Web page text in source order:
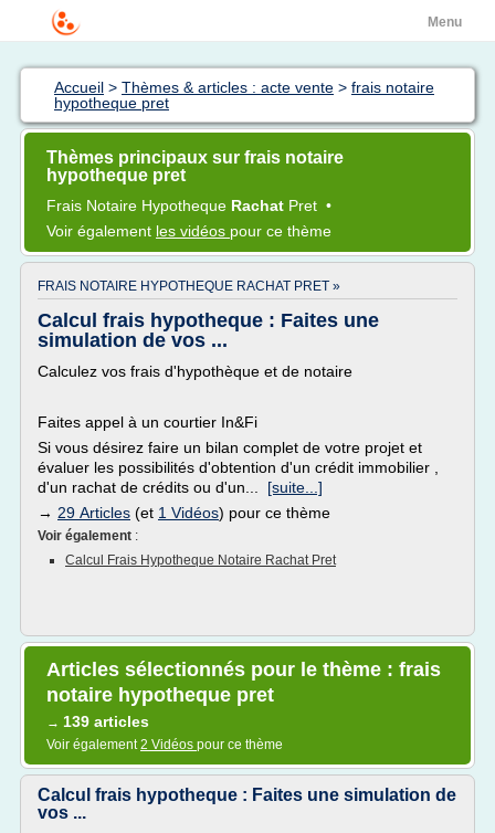
Menu
Accueil > Thèmes & articles : acte vente > frais notaire
hypotheque pret
Thèmes principaux sur frais notaire
hypotheque pret
Frais Notaire Hypotheque Rachat Pret •
Voir également les vidéos pour ce thème
FRAIS NOTAIRE HYPOTHEQUE RACHAT PRET »
Calcul frais hypotheque : Faites une
simulation de vos ...
Calculez vos frais d'hypothèque et de notaire
Faites appel à un courtier In&Fi
Si vous désirez faire un bilan complet de votre projet et
évaluer les possibilités d'obtention d'un crédit immobilier ,
d'un rachat de crédits ou d'un... [suite...]
→ 29 Articles (et 1 Vidéos) pour ce thème
Voir également :
Calcul Frais Hypotheque Notaire Rachat Pret
Articles sélectionnés pour le thème : frais
notaire hypotheque pret
→ 139 articles
Voir également2 Vidéos pour ce thème
Calcul frais hypotheque : Faites une simulation de
vos ...